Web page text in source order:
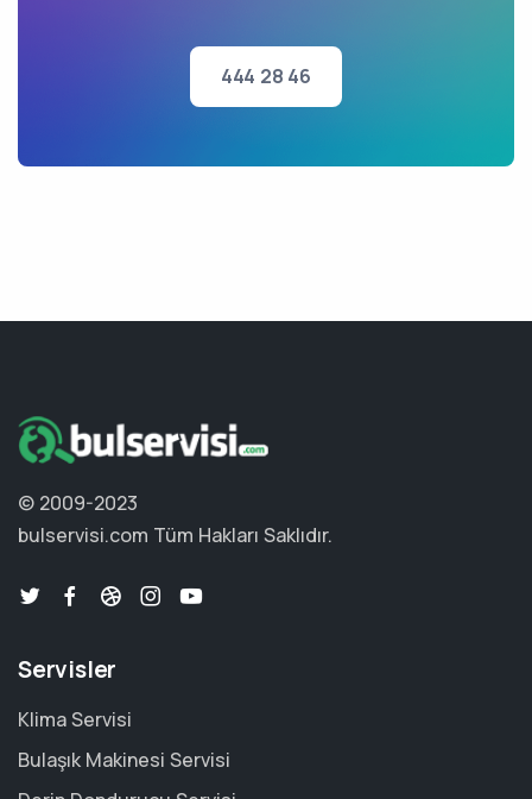
444 28 46
© 2009-2023
bulservisi.com Tüm Hakları Saklıdır.
Servisler
Klima Servisi
Bulaşık Makinesi Servisi